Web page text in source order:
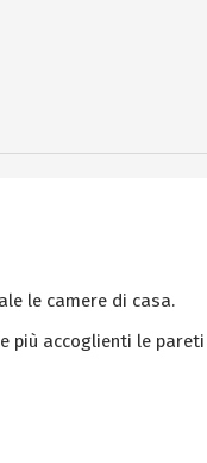
le camere di casa.
accoglienti le